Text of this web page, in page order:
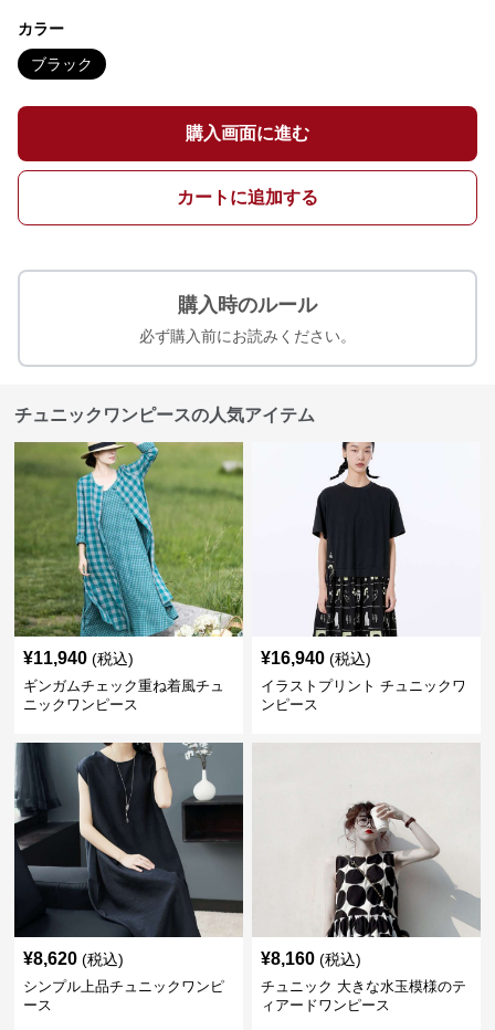
カラー
ブラック
購入画面に進む
カートに追加する
購入時のルール
必ず購入前にお読みください。
チュニックワンピースの人気アイテム
¥11,940 (税込)
ギンガムチェック重ね着風チュ
ニックワンピース
¥16,940 (税込)
イラストプリント チュニックワ
ンピース
¥8,620 (税込)
シンプル上品チュニックワンピ
ース
¥8,160 (税込)
チュニック 大きな水玉模様のテ
ィアードワンピース